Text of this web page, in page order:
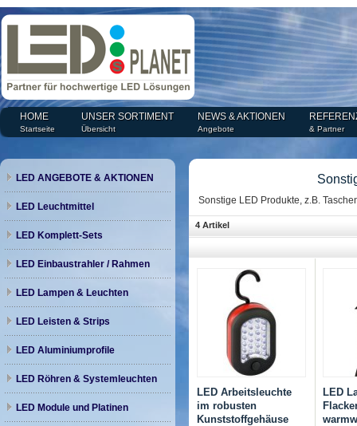
HOME
Startseite
UNSER SORTIMENT
Übersicht
NEWS & AKTIONEN
Angebote & Partner
Sonstige LED Produkte, z.B.
4 Artikel
LED Arbeitsleuchte
im robusten
Kunststoffgehäuse
LED
LED ANGEBOTE & AKTIONEN
LED Leuchtmittel
LED Komplett-Sets
LED Einbaustrahler / Rahmen
LED Lampen & Leuchten
LED Leisten & Strips
LED Aluminiumprofile
LED Röhren & Systemleuchten
LED Module und Platinen